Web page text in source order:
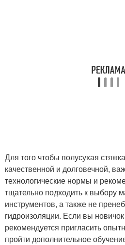
Для того чтобы полусухая
качественной и долговечной,
технологические нормы и
тщательно подходить к выбору
инструментов, а также не
гидроизоляции. Если вы
рекомендуется пригласить
пройти дополнительное